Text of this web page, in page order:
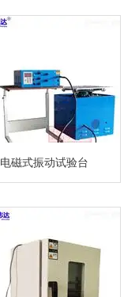
电磁式振动试验台